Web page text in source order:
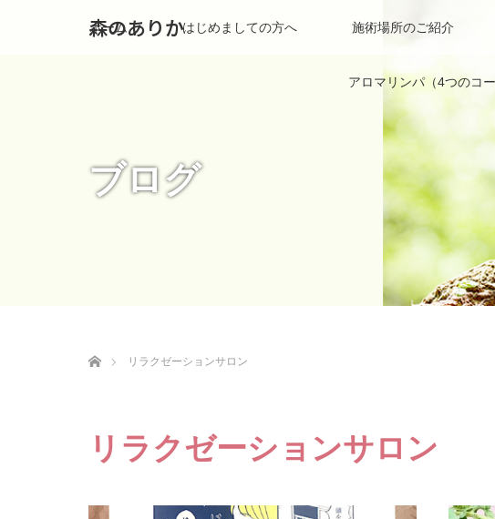
森のありか
ホーム はじめましての方へ 施術場所のご紹介
アロマリンパ（4つのコー
ブログ
リラクゼーションサロン
リラクゼーションサロン